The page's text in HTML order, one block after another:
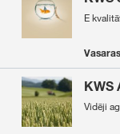
E
KWS
Vidēji